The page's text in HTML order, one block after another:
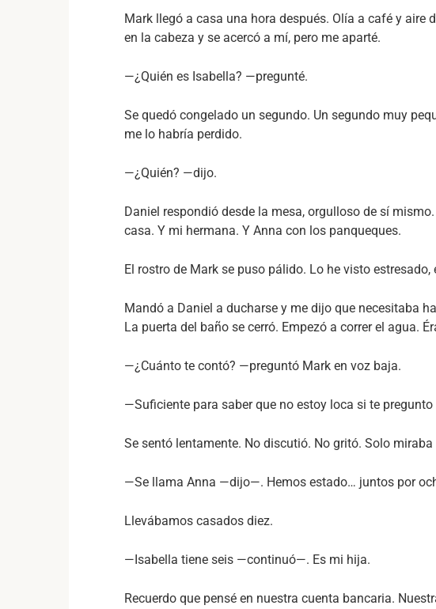
Mark llegó a casa una hora después. Olía a café y aire
en la cabeza y se acercó a mí, pero me aparté.
—¿Quién es Isabella? —pregunté.
Se quedó congelado un segundo. Un segundo muy
me lo habría perdido.
—¿Quién? —dijo.
Daniel respondió desde la mesa, orgulloso de sí
casa. Y mi hermana. Y Anna con los panqueques.
El rostro de Mark se puso pálido. Lo he visto
Mandó a Daniel a ducharse y me dijo que necesitaba
La puerta del baño se cerró. Empezó a correr el agua.
—¿Cuánto te contó? —preguntó Mark en voz baja.
—Suficiente para saber que no estoy loca si te
Se sentó lentamente. No discutió. No gritó. Solo
—Se llama Anna —dijo—. Hemos estado… juntos por
Llevábamos casados diez.
—Isabella tiene seis —continuó—. Es mi hija.
Recuerdo que pensé en nuestra cuenta bancaria.